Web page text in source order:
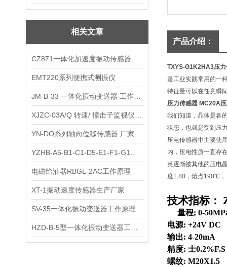
相关文章
EMT220系列便携式测振仪
电磁给油器RBGL-2AC工作原理
XT-1振动速度传感器生产厂家
SV-35一体化振动变送器工作原理
产品介绍：
TXYS-G1K2HA3压
是工业实践常用的一
特征量可以在任意瞬
压力传感器 MC20A
我们知道，晶体是各
状态，也就是受到压
压电传感器中主要使
内，压电性质一直存
英逐渐被其他的压电
度1.80，熔点190℃
技术指标：
量程; 0-
电源: +24V DC
输出: 4-20mA
精度: 士0.2%F.S
螺纹: M20X1.5